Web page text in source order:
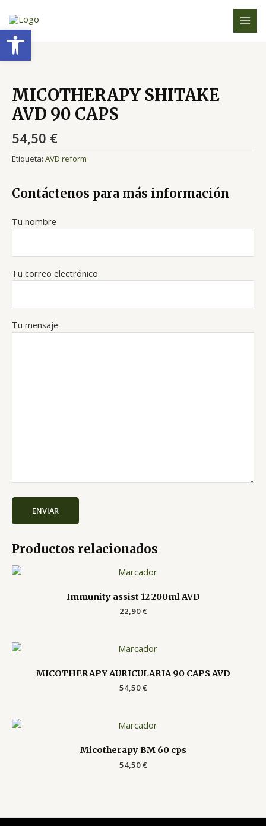
Abrir barra de herramientas
contenido
MICOTHERAPY SHITAKE
AVD 90 CAPS
54,50 €
Etiqueta: AVD reform
Contáctenos para más información
Tu nombre
Tu correo electrónico
Tu mensaje
Productos relacionados
Immunity assist 12 200ml AVD
22,90€
MICOTHERAPY AURICULARIA 90 CAPS AVD
54,50€
Micotherapy BM 60 cps
54,50€